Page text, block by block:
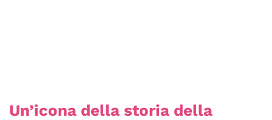
Un’icona della storia della